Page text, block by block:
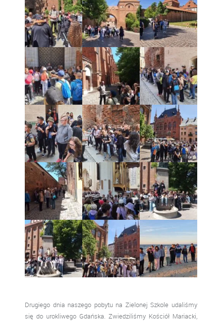
Drugiego dnia naszego pobytu na Zielonej Szkole udaliśmy
się do urokliwego Gdańska. Zwiedziliśmy Kościół Mariacki,